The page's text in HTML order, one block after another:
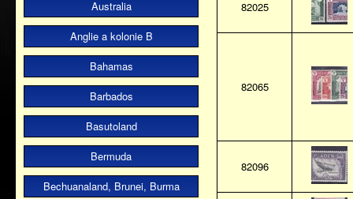
Australia
Anglie a kolonie B
Bahamas
Barbados
Basutoland
Bermuda
Bechuanaland, Brunei, Burma
82025
82065
82096